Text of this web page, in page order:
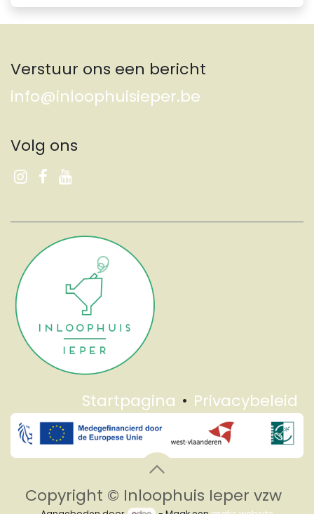
Verstuur ons een bericht
info@inloophuisieper.be
Volg ons
Startpagina • Privacybeleid
Copyright © Inloophuis Ieper vzw